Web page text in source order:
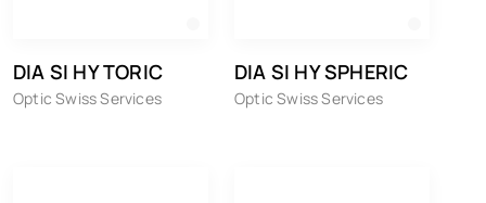
DIA SI HY TORIC
Optic Swiss Services
DIA SI HY SPHERIC
Optic Swiss Services